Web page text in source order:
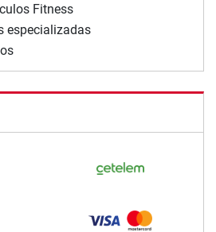
Fitness
especializadas